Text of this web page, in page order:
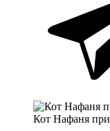
Кот Нафаня